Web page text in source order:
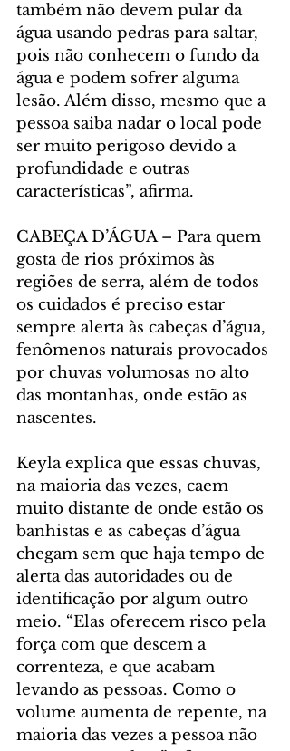
também não devem pular da
água usando pedras para saltar,
pois não conhecem o fundo da
água e podem sofrer alguma
lesão. Além disso, mesmo que a
pessoa saiba nadar o local pode
ser muito perigoso devido a
profundidade e outras
características”, afirma.
CABEÇA D’ÁGUA – Para quem
gosta de rios próximos às
regiões de serra, além de todos
os cuidados é preciso estar
sempre alerta às cabeças d’água,
fenômenos naturais provocados
por chuvas volumosas no alto
das montanhas, onde estão as
nascentes.
Keyla explica que essas chuvas,
na maioria das vezes, caem
muito distante de onde estão os
banhistas e as cabeças d’água
chegam sem que haja tempo de
alerta das autoridades ou de
identificação por algum outro
meio. “Elas oferecem risco pela
força com que descem a
correnteza, e que acabam
levando as pessoas. Como o
volume aumenta de repente, na
maioria das vezes a pessoa não